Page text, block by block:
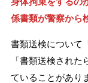
係書類が警察から
書類送検について
「書類送検され
ていることがあり